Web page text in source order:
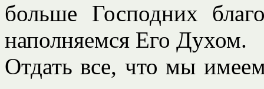
больше Господних
наполняемся Его Духом.
Отдать все, что мы